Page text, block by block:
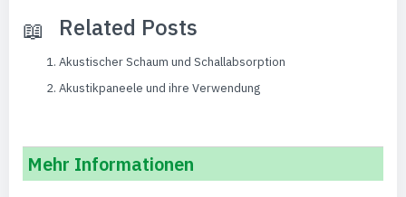
Related Posts
Akustischer Schaum und Schallabsorption
Akustikpaneele und ihre Verwendung
Mehr Informationen